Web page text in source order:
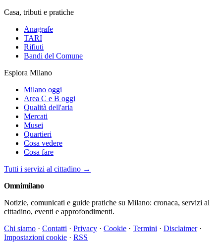
Casa, tributi e pratiche
Anagrafe
TARI
Rifiuti
Bandi del Comune
Esplora Milano
Milano oggi
Area C e B oggi
Qualità dell'aria
Mercati
Musei
Quartieri
Cosa vedere
Cosa fare
Tutti i servizi al cittadino →
Omnimilano
Notizie, comunicati e guide pratiche su Milano: cronaca, servizi al
cittadino, eventi e approfondimenti.
Chi siamo · Contatti · Privacy · Cookie · Termini · Disclaimer ·
Impostazioni cookie · RSS